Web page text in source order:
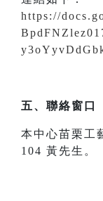
https://
五、聯絡窗口
本中心苗栗工
104 黃先生。